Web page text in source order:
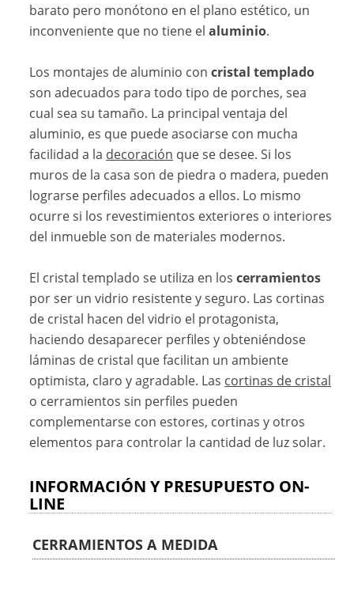
barato pero monótono en el plano estético, un
inconveniente que no tiene elaluminio.
Los montajes de aluminio concristal templado
son adecuados para todo tipo de porches, sea
cual sea su tamaño. La principal ventaja del
aluminio, es que puede asociarse con mucha
facilidad a la decoración que se desee. Si los
muros de la casa son de piedra o madera, pueden
lograrse perfiles adecuados a ellos. Lo mismo
ocurre si los revestimientos exteriores o interiores
del inmueble son de materiales modernos.
El cristal templado se utiliza en loscerramientos
por ser un vidrio resistente y seguro. Las cortinas
de cristal hacen del vidrio el protagonista,
haciendo desaparecer perfiles y obteniéndose
láminas de cristal que facilitan un ambiente
optimista, claro y agradable. Las cortinas de cristal
o cerramientos sin perfiles pueden
complementarse con estores, cortinas y otros
elementos para controlar la cantidad de luz solar.
INFORMACIÓN Y PRESUPUESTO ON-
LINE
CERRAMIENTOS A MEDIDA